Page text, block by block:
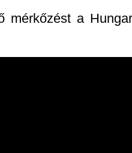
mérkőzést a